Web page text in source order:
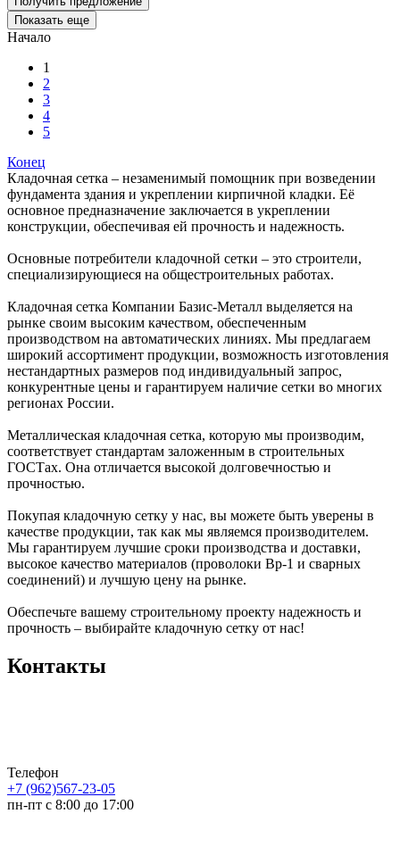
Показать еще
Начало
1
2
3
4
5
Конец
Кладочная сетка – незаменимый помощник при возведении
фундамента здания и укреплении кирпичной кладки. Её
основное предназначение заключается в укреплении
конструкции, обеспечивая ей прочность и надежность.
Основные потребители кладочной сетки – это строители,
специализирующиеся на общестроительных работах.
Кладочная сетка Компании Базис-Металл выделяется на
рынке своим высоким качеством, обеспеченным
производством на автоматических линиях. Мы предлагаем
широкий ассортимент продукции, возможность изготовления
нестандартных размеров под индивидуальный запрос,
конкурентные цены и гарантируем наличие сетки во многих
регионах России.
Металлическая кладочная сетка, которую мы производим,
соответствует стандартам заложенным в строительных
ГОСТах. Она отличается высокой долговечностью и
прочностью.
Покупая кладочную сетку у нас, вы можете быть уверены в
качестве продукции, так как мы являемся производителем.
Мы гарантируем лучшие сроки производства и доставки,
высокое качество материалов (проволоки Вр-1 и сварных
соединений) и лучшую цену на рынке.
Обеспечьте вашему строительному проекту надежность и
прочность – выбирайте кладочную сетку от нас!
Контакты
Телефон
+7 (962)567-23-05
пн-пт с 8:00 до 17:00